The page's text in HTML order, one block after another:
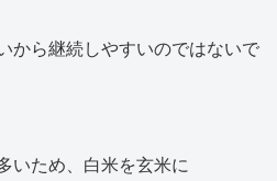
から継続しやすいのではないで
いため、白米を玄米に